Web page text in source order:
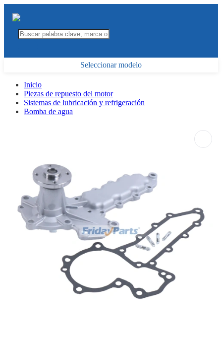
Seleccionar modelo
Inicio
Piezas de repuesto del motor
Sistemas de lubricación y refrigeración
Bomba de agua